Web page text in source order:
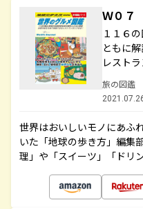
Ｗ０７
１１６
ともに
レスト
旅の図鑑
世界はおいしいモノにあ
いた「地球の歩き方」編集
理」や「スイーツ」「ドリ